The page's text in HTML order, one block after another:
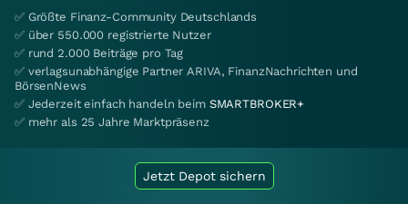
✅ Größte Finanz-Community Deutschlands
✅ über 550.000 registrierte Nutzer
✅ rund 2.000 Beiträge pro Tag
✅ verlagsunabhängige Partner ARIVA, FinanzNachrichten und
BörsenNews
✅ Jederzeit einfach handeln beim SMARTBROKER+
✅ mehr als 25 Jahre Marktpräsenz
Jetzt Depot sichern